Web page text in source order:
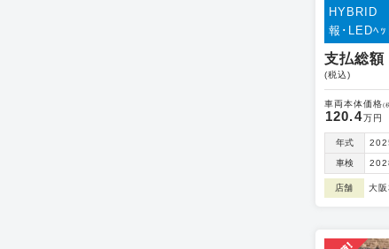
HYBRID
報･LEDﾍ
支払総額
(税込)
車両本体価格(
120.4万円
年式
車検
店舗 大阪